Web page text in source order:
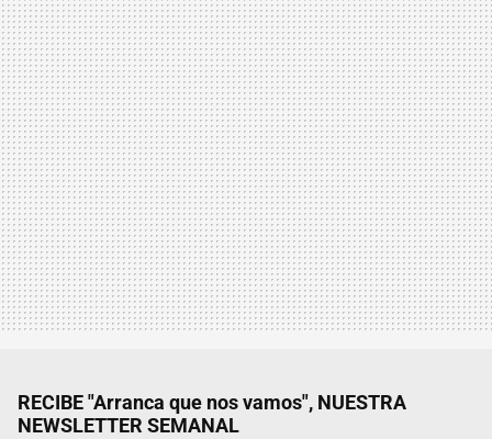
RECIBE "Arranca que nos vamos", NUESTRA
NEWSLETTER SEMANAL